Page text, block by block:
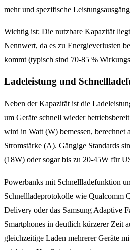
mehr und spezifische
Wichtig ist: Die nutzbare Kapazität
Nennwert, da es zu Energieverlusten
kommt (typisch sind 70-85 %
Ladeleistung und
Neben der Kapazität ist die
um Geräte schnell wieder
wird in Watt (W) bemessen, berechnet
Stromstärke (A). Gängige Standards
(18W) oder sogar bis zu 20-45W für
Powerbanks mit Schnellladefunktion
Schnellladeprotokolle wie Qualcomm
Delivery oder das Samsung Adaptive
Smartphones in deutlich kürzerer Zeit
gleichzeitige Laden mehrerer Geräte